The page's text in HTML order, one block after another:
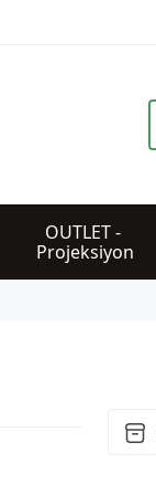
OUTLET -
Projeksiyon